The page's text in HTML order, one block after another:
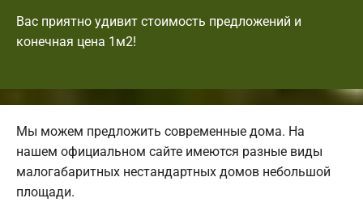
Вас приятно удивит стоимость предложений и
конечная цена 1м2!
Мы можем предложить современные дома. На
нашем официальном сайте имеются разные виды
малогабаритных нестандартных домов небольшой
площади.